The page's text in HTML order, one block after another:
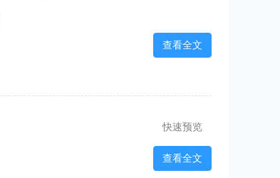
查看全文
快速预览
查看全文